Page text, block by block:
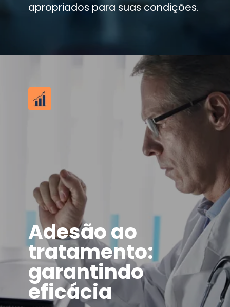
apropriados para suas condições.
Adesão ao
tratamento:
garantindo
eficácia